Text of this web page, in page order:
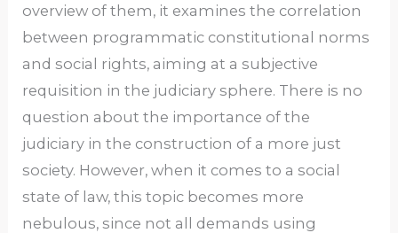
overview of them, it examines the correlation
between programmatic constitutional norms
and social rights, aiming at a subjective
requisition in the judiciary sphere. There is no
question about the importance of the
judiciary in the construction of a more just
society. However, when it comes to a social
state of law, this topic becomes more
nebulous, since not all demands using